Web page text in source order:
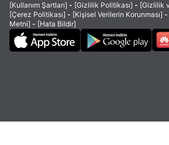
[Kullanım Şartları] - [Gizlilik Politikası] - [Gizlilik
[Çerez Politikası] - [Kişisel Verilerin Korunması] -
Metni] - [Hata Bildir]